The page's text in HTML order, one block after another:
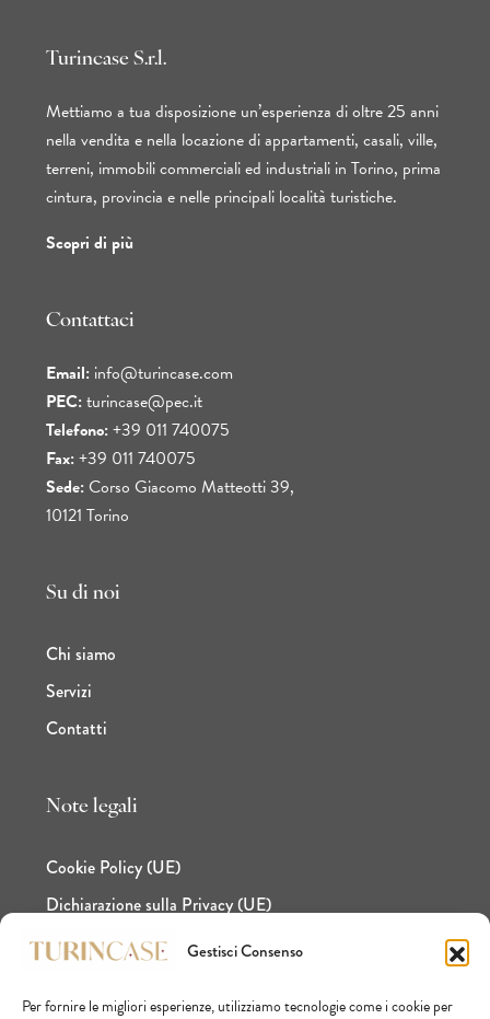
Gestisci Consenso
Per fornire le migliori esperienze, utilizziamo tecnologie come i cookie per
Turincase S.r.l.
Mettiamo a tua disposizione un’esperienza di oltre 25 anni
nella vendita e nella locazione di appartamenti, casali, ville,
terreni, immobili commerciali ed industriali in Torino, prima
cintura, provincia e nelle principali località turistiche.
Scopri di più
Contattaci
Email: info@turincase.com
PEC: turincase@pec.it
Telefono: +39 011 740075
Fax: +39 011 740075
Sede: Corso Giacomo Matteotti 39,
10121 Torino
Su di noi
Chi siamo
Servizi
Contatti
Note legali
Cookie Policy (UE)
Dichiarazione sulla Privacy (UE)